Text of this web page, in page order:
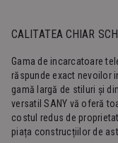
CALITATEA CHIAR
Gama de incarcatoare
răspunde exact nevoilor
gamă largă de stiluri și
versatil SANY vă oferă
costul redus de
piața construcțiilor de